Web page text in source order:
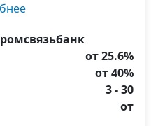
от 25.6%
от 40%
3 - 30
от